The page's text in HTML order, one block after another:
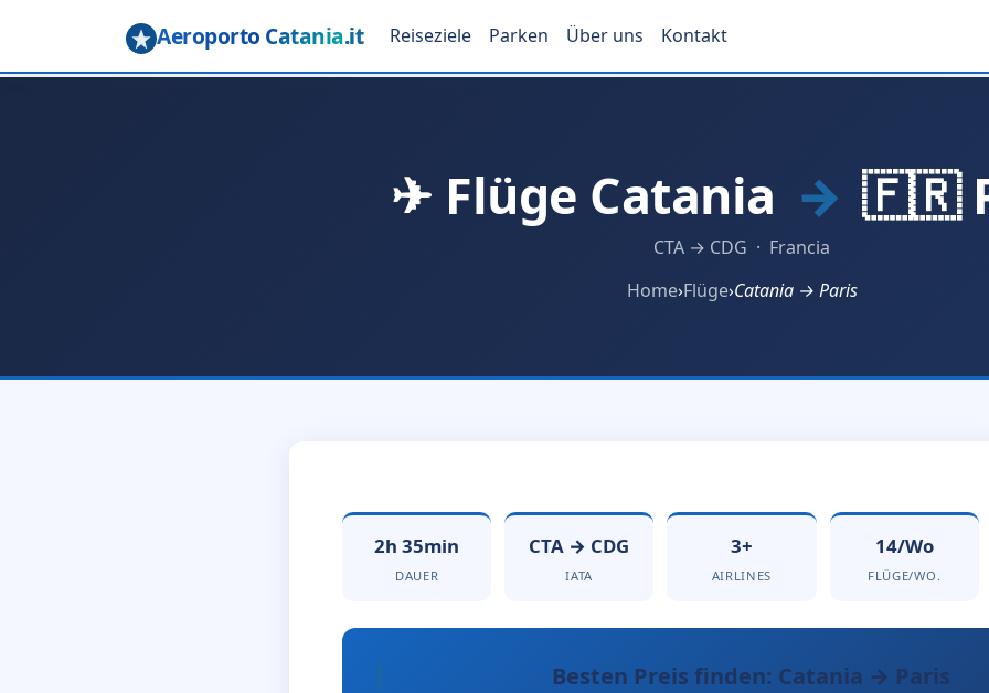
Aeroporto Catania.it Reiseziele Parken Über uns Kontakt
✈ Flüge Catania → 🇫🇷
CTA → CDG · Francia
Home›Flüge›Catania → Paris
2h 35min
DAUER
CTA → CDG
IATA
3+
AIRLINES
14/Wo
FLÜGE/WO.
Besten Preis finden: Catania → Paris